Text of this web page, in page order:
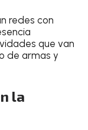
redes con
que van
de armas y
la